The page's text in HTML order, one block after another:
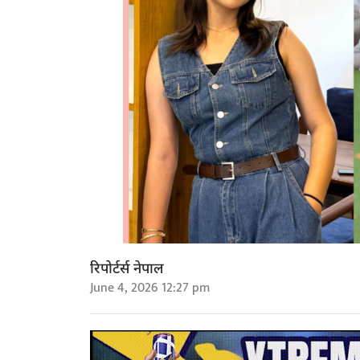
रिपोर्टर्स नेपाल
June 4, 2026 12:27 pm